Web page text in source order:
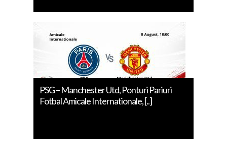
PSG – Manchester Utd, Ponturi Pariuri
Fotbal Amicale Internationale, [..]